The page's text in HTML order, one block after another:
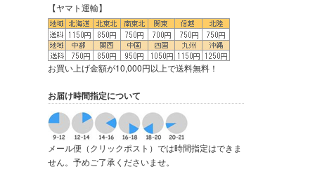
【ヤマト運輸】
お買い上げ金額が10,000円以上で送料無料！
お届け時間指定について
メール便（クリックポスト）では時間指定はできま
せん。予めご了承くださいませ。